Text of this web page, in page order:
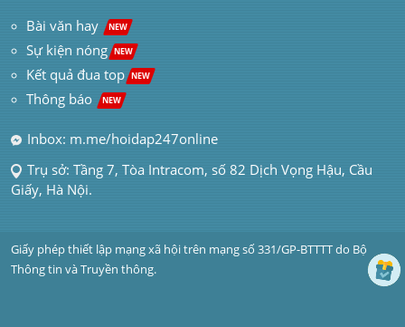
Bài văn hay NEW
Sự kiện nóng NEW
Kết quả đua top NEW
Thông báo NEW
Inbox: m.me/hoidap247online
Trụ sở: Tầng 7, Tòa Intracom, số 82 Dịch Vọng Hậu, Cầu
Giấy, Hà Nội.
Giấy phép thiết lập mạng xã hội trên mạng số 331/GP-BTTTT do Bộ
Thông tin và Truyền thông.